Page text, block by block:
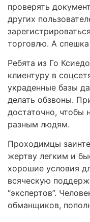
проверять
других
торговлю. А
Ребята из Го
клиентуру в
украденные базы
делать обзвоны.
достаточно, чтобы
разным людям.
Проходимцы
жертву легким и
хорошие условия
всяческую
“экспертов”.
обманщиков,